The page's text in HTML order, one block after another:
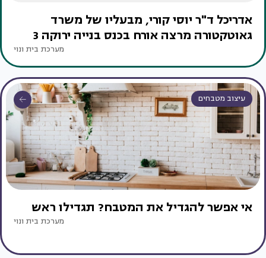
אדריכל ד"ר יוסי קורי, מבעליו של משרד
גאוטקטורה מרצה אורח בכנס בנייה ירוקה 3
מערכת בית ונוי
עיצוב מטבחים
אי אפשר להגדיל את המטבח? תגדילו ראש
מערכת בית ונוי